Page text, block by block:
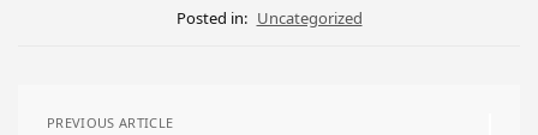
Posted in: Uncategorized
PREVIOUS ARTICLE